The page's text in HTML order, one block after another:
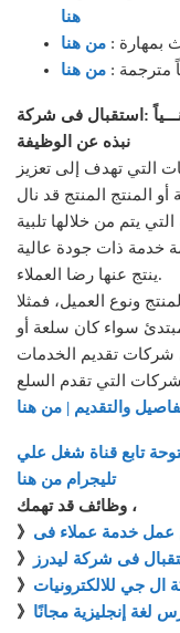
هنا
بمهارة : من هنا
مترجمة : من هنا
نبذه عن الوظيفة
التي تهدف إلى تعزيز
المنتج المنتج قد نال
يتم من خلالها تلبية
خدمة ذات جودة عالية
ينتج عنها رضا العملاء.
ونوع العميل، فمثلا
سواء كان سلعة أو
شركات تقديم الخدمات
والتقديم | من هنا
تابع قناة شغل علي
تليجرام من هنا
وظائف قد تهمك ،
》
》
فى شركة ليدرز
》 جي للالكترونيات
》